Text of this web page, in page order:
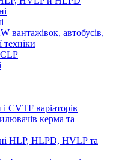
вантажівок, автобусів,
техніки
CVTF варіаторів
керма та
HLP, HLPD, HVLP та